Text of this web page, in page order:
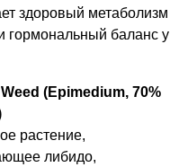
здоровый метаболизм
гормональный баланс у
(Epimedium, 70%
растение,
либидо,